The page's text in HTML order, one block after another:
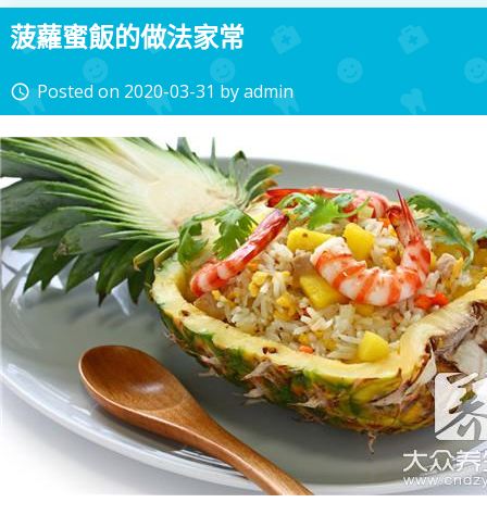
菠蘿蜜飯的做法家常
access_time Posted on 2020-03-31 byadmin